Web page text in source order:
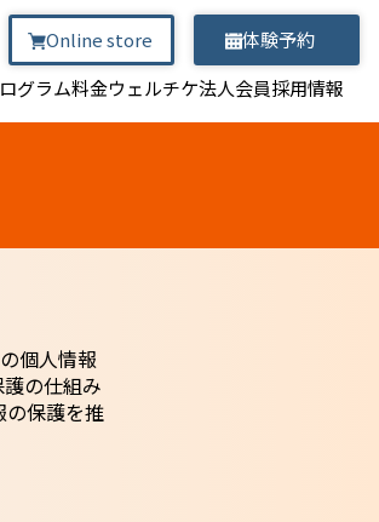
グラム料金ウェルチケ法人会員採用情報
個人情報
の仕組み
の保護を推
Online store 体験予約